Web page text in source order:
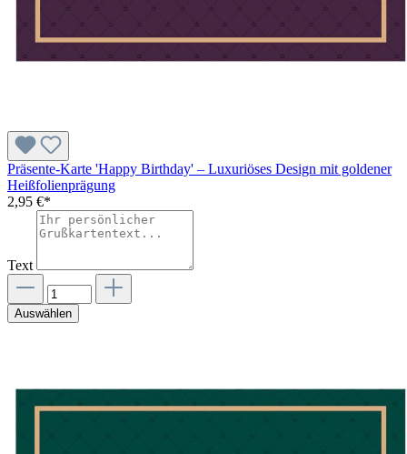
Präsente-Karte 'Happy Birthday' – Luxuriöses Design mit goldener
Heißfolienprägung
2,95 €*
Text
Auswählen